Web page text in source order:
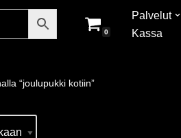
0
Palvelut
Kassa
“joulupukki kotiin”